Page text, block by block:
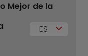
Mejor de la
ES